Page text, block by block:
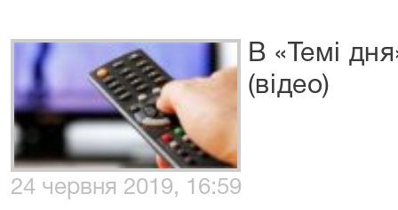
В «Темі
(відео)
24 червня 2019, 16:59